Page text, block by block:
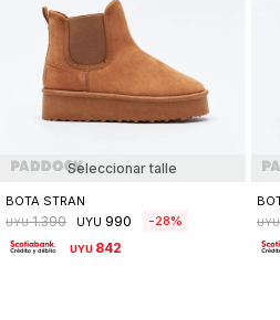
Seleccionar talle
BOTA STRAN
UYU 1.390 UYU 990 28
UYU 842
UYU